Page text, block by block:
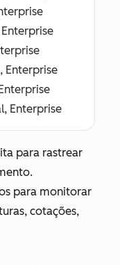
Enterprise
Enterprise
para rastrear
para monitorar
cotações,